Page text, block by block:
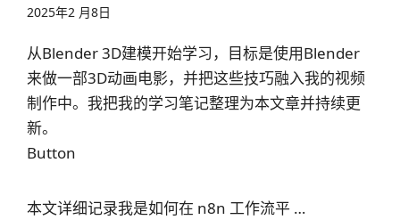
2025年2 月8日
从Blender 3D建模开始学习，目标是使用Blender
来做一部3D动画电影，并把这些技巧融入我的视频
制作中。我把我的学习笔记整理为本文章并持续更
新。
Button
本文详细记录我是如何在 n8n 工作流平 …